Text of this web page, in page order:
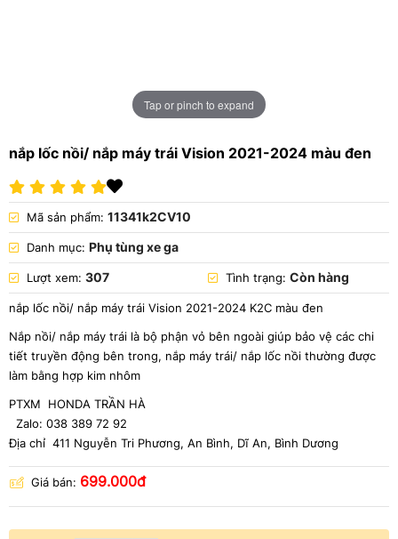
Tap or pinch to expand
nắp lốc nồi/ nắp máy trái Vision 2021-2024 màu đen
Mã sản phẩm: 11341k2CV10
Danh mục: Phụ tùng xe ga
Lượt xem: 307 Tình trạng: Còn hàng
nắp lốc nồi/ nắp máy trái Vision 2021-2024 K2C màu đen
Nắp nồi/ nắp máy trái là bộ phận vỏ bên ngoài giúp bảo vệ các chi
tiết truyền động bên trong, nắp máy trái/ nắp lốc nồi thường được
làm bằng hợp kim nhôm
PTXM HONDA TRẦN HÀ
Zalo: 038 389 72 92
Địa chỉ 411 Nguyễn Tri Phương, An Bình, Dĩ An, Bình Dương
Giá bán: 699.000đ